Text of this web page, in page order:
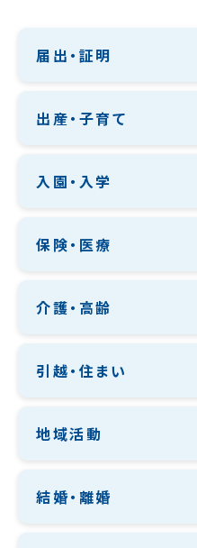
届出・証明
出産・子育て
入園・入学
保険・医療
介護・高齢
引越・住まい
地域活動
結婚・離婚